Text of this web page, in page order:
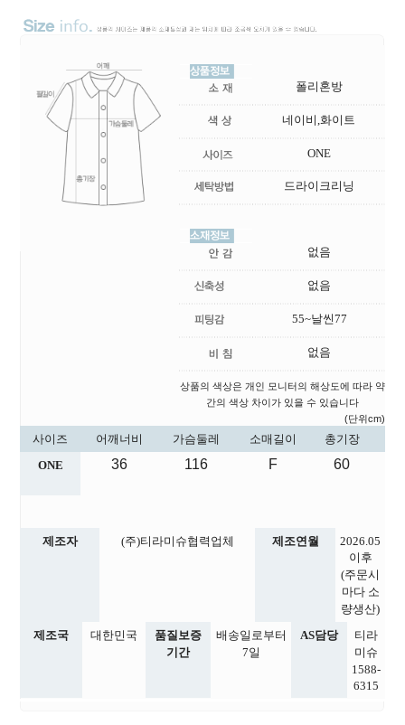
폴리혼방
네이비,화이트
ONE
드라이크리닝
없음
없음
55~날씬77
없음
상품의 색상은 개인 모니터의 해상도에 따라 약
간의 색상 차이가 있을 수 있습니다
(단위cm)
사이즈 어깨너비 가슴둘레 소매길이
총기장
ONE
36 116 F 60
제조자 (주)티라미슈협력업체 제조연월
2026.05
이후
(주문시
마다 소
량생산)
제조국
대한민국
품질보증
기간
배송일로부터
7일
AS담당
티라
미슈
1588-
6315